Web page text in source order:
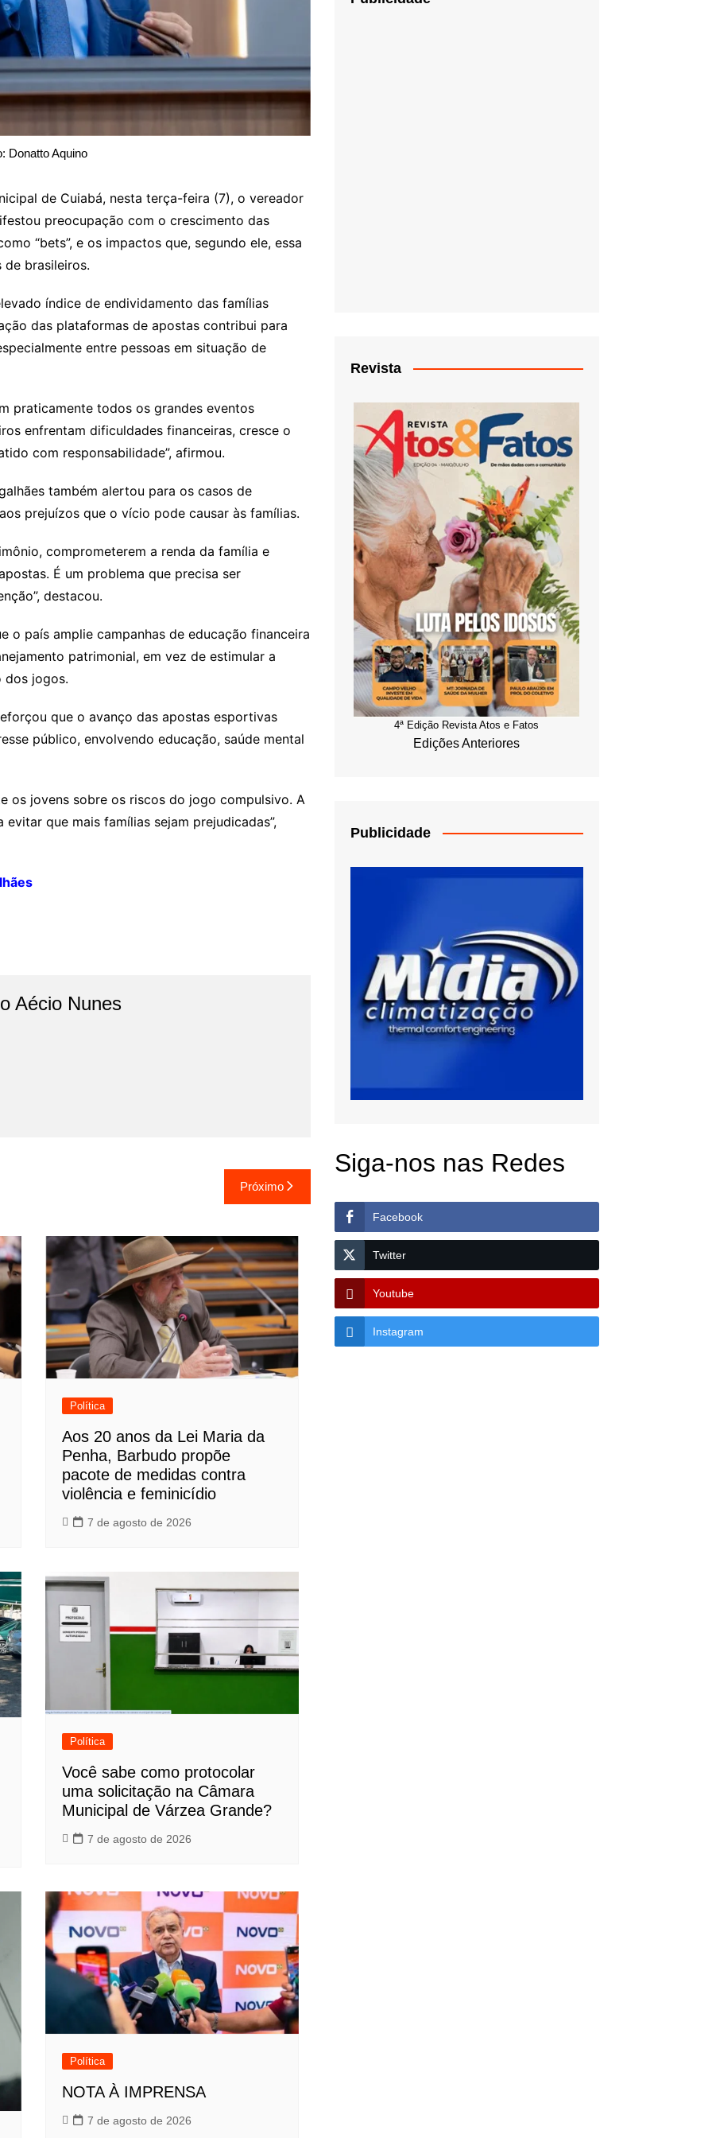
Donatto Aquino
de Cuiabá, nesta terça-feira (7), o vereador
preocupação com o crescimento das
“bets”, e os impactos que, segundo ele, essa
de brasileiros.
índice de endividamento das famílias
das plataformas de apostas contribui para
entre pessoas em situação de
praticamente todos os grandes eventos
enfrentam dificuldades financeiras, cresce o
com responsabilidade”, afirmou.
também alertou para os casos de
prejuízos que o vício pode causar às famílias.
comprometerem a renda da família e
É um problema que precisa ser
destacou.
o país amplie campanhas de educação financeira
patrimonial, em vez de estimular a
dos jogos.
que o avanço das apostas esportivas
público, envolvendo educação, saúde mental
os jovens sobre os riscos do jogo compulsivo. A
que mais famílias sejam prejudicadas”,
Aécio Nunes
Próximo
Política
Aos 20 anos da Lei Maria da
Penha, Barbudo propõe
pacote de medidas contra
violência e feminicídio
7 de agosto de 2026
Política
Você sabe como protocolar
uma solicitação na Câmara
Municipal de Várzea Grande?
7 de agosto de 2026
Política
NOTA À IMPRENSA
7 de agosto de 2026
Revista
4ª Edição Revista Atos e Fatos
Edições Anteriores
Publicidade
Siga-nos nas Redes
Facebook
Twitter
Youtube
Instagram